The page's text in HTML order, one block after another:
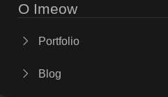
O Imeow
Portfolio
Blog